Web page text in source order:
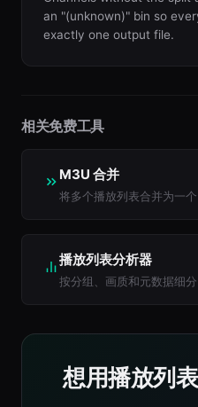
an "(unknown)" bin so
exactly one output file.
相关免费工具
M3U 合并
将多个播放列表合并为一个
播放列表分析器
按分组、画质和元数据细分
想用播放列